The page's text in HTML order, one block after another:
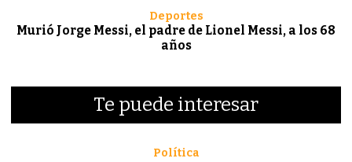
Murió Jorge Messi, el padre de Lionel Messi, a los 68
años
Deportes
Te puede interesar
Política